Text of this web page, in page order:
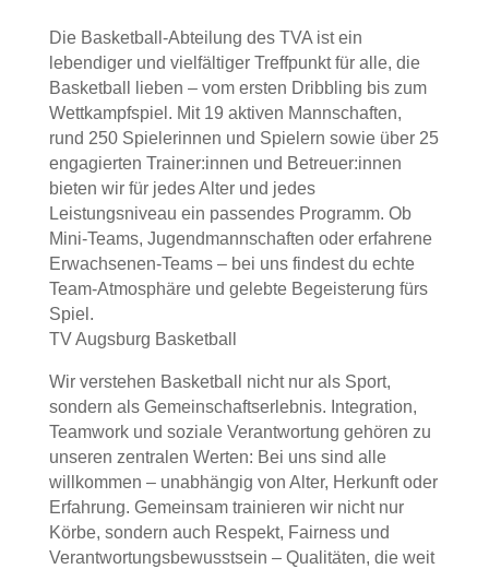
Die Basketball-Abteilung des TVA ist ein
lebendiger und vielfältiger Treffpunkt für alle, die
Basketball lieben – vom ersten Dribbling bis zum
Wettkampfspiel. Mit 19 aktiven Mannschaften,
rund 250 Spielerinnen und Spielern sowie über 25
engagierten Trainer:innen und Betreuer:innen
bieten wir für jedes Alter und jedes
Leistungsniveau ein passendes Programm. Ob
Mini-Teams, Jugendmannschaften oder erfahrene
Erwachsenen-Teams – bei uns findest du echte
Team-Atmosphäre und gelebte Begeisterung fürs
Spiel.
TV Augsburg Basketball
Wir verstehen Basketball nicht nur als Sport,
sondern als Gemeinschaftserlebnis. Integration,
Teamwork und soziale Verantwortung gehören zu
unseren zentralen Werten: Bei uns sind alle
willkommen – unabhängig von Alter, Herkunft oder
Erfahrung. Gemeinsam trainieren wir nicht nur
Körbe, sondern auch Respekt, Fairness und
Verantwortungsbewusstsein – Qualitäten, die weit